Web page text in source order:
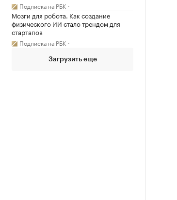
Подписка на РБК
Мозги для робота. Как создание
физического ИИ стало трендом для
стартапов
Подписка на РБК
Загрузить еще